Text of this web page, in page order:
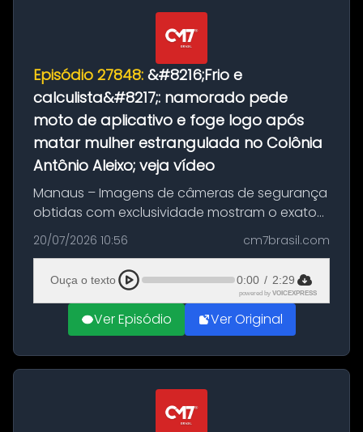
Episódio 27848: &#8216;Frio e
calculista&#8217;: namorado pede
moto de aplicativo e foge logo após
matar mulher estrangulada no Colônia
Antônio Aleixo; veja vídeo
Manaus – Imagens de câmeras de segurança
obtidas com exclusividade mostram o exato
momento da fuga do principal suspeito da
morte de Larissa Araújo, de 28 anos. O crime
ocorreu na noite deste último d...
20/07/2026 10:56 cm7brasil.com
Ouça o texto 0:00 / 2:29
powered by VOICEXPRESS
Ver Episódio Ver Original